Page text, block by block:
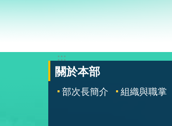
:::
關於本部
部次長簡介 組織與職掌